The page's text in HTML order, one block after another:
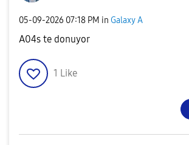
‎05-09-2026 07:18 PM in Galaxy A
A04s te donuyor
1 Like